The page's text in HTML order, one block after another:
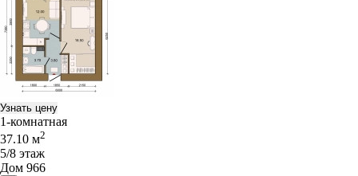
Узнать цену
1-комнатная
37.10 м2
5/8 этаж
Дом 966